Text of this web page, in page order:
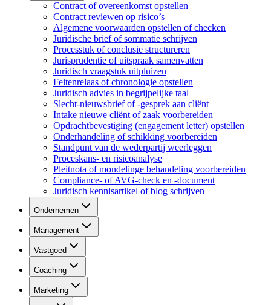
Contract of overeenkomst opstellen
Contract reviewen op risico’s
Algemene voorwaarden opstellen of checken
Juridische brief of sommatie schrijven
Processtuk of conclusie structureren
Jurisprudentie of uitspraak samenvatten
Juridisch vraagstuk uitpluizen
Feitenrelaas of chronologie opstellen
Juridisch advies in begrijpelijke taal
Slecht-nieuwsbrief of -gesprek aan cliënt
Intake nieuwe cliënt of zaak voorbereiden
Opdrachtbevestiging (engagement letter) opstellen
Onderhandeling of schikking voorbereiden
Standpunt van de wederpartij weerleggen
Proceskans- en risicoanalyse
Pleitnota of mondelinge behandeling voorbereiden
Compliance- of AVG-check en -document
Juridisch kennisartikel of blog schrijven
Ondernemen
Management
Vastgoed
Coaching
Marketing